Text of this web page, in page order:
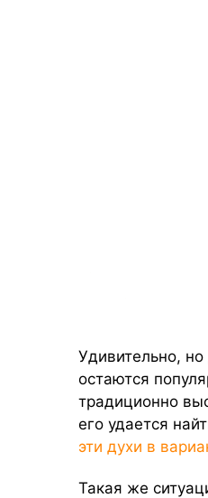
Удивительно,
остаются
традиционно
его удается
эти духи в
Такая же